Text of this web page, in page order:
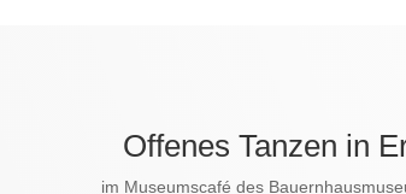
Offenes Tanzen in
im Museumscafé des